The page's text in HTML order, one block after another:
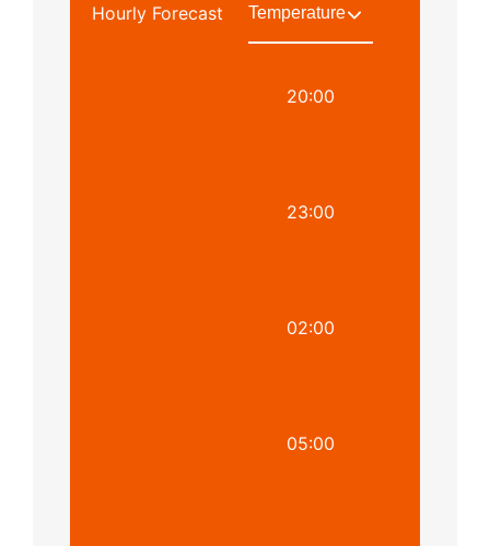
Hourly Forecast
20:00
23:00
02:00
05:00